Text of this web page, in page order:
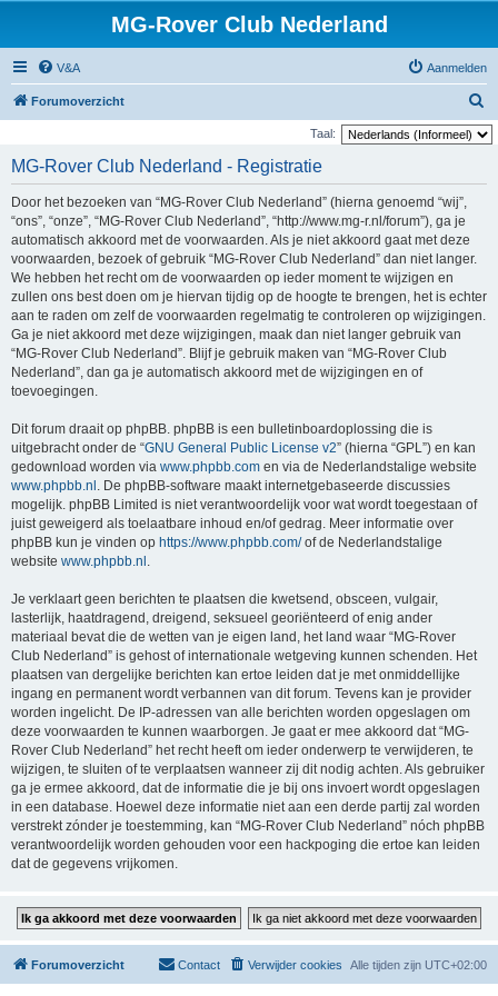
MG-Rover Club Nederland
V&A Aanmelden
Forumoverzicht
o
Taal:
MG-Rover Club Nederland - Registratie
Door het bezoeken van “MG-Rover Club Nederland” (hierna genoemd “wij”,
“ons”, “onze”, “MG-Rover Club Nederland”, “http://www.mg-r.nl/forum”), ga je
automatisch akkoord met de voorwaarden. Als je niet akkoord gaat met deze
voorwaarden, bezoek of gebruik “MG-Rover Club Nederland” dan niet langer.
We hebben het recht om de voorwaarden op ieder moment te wijzigen en
zullen ons best doen om je hiervan tijdig op de hoogte te brengen, het is echter
aan te raden om zelf de voorwaarden regelmatig te controleren op wijzigingen.
Ga je niet akkoord met deze wijzigingen, maak dan niet langer gebruik van
“MG-Rover Club Nederland”. Blijf je gebruik maken van “MG-Rover Club
Nederland”, dan ga je automatisch akkoord met de wijzigingen en of
toevoegingen.
Dit forum draait op phpBB. phpBB is een bulletinboardoplossing die is
uitgebracht onder de “GNU General Public License v2” (hierna “GPL”) en kan
gedownload worden via www.phpbb.com en via de Nederlandstalige website
www.phpbb.nl . De phpBB-software maakt internetgebaseerde discussies
mogelijk. phpBB Limited is niet verantwoordelijk voor wat wordt toegestaan of
juist geweigerd als toelaatbare inhoud en/of gedrag. Meer informatie over
phpBB kun je vinden op https://www.phpbb.com/of de Nederlandstalige
website www.phpbb.nl .
Je verklaart geen berichten te plaatsen die kwetsend, obsceen, vulgair,
lasterlijk, haatdragend, dreigend, seksueel georiënteerd of enig ander
materiaal bevat die de wetten van je eigen land, het land waar “MG-Rover
Club Nederland” is gehost of internationale wetgeving kunnen schenden. Het
plaatsen van dergelijke berichten kan ertoe leiden dat je met onmiddellijke
ingang en permanent wordt verbannen van dit forum. Tevens kan je provider
worden ingelicht. De IP-adressen van alle berichten worden opgeslagen om
deze voorwaarden te kunnen waarborgen. Je gaat er mee akkoord dat “MG-
Rover Club Nederland” het recht heeft om ieder onderwerp te verwijderen, te
wijzigen, te sluiten of te verplaatsen wanneer zij dit nodig achten. Als gebruiker
ga je ermee akkoord, dat de informatie die je bij ons invoert wordt opgeslagen
in een database. Hoewel deze informatie niet aan een derde partij zal worden
verstrekt zónder je toestemming, kan “MG-Rover Club Nederland” nóch phpBB
verantwoordelijk worden gehouden voor een hackpoging die ertoe kan leiden
dat de gegevens vrijkomen.
Forumoverzicht Alle tijden zijn UTC+02:00
Verwijder cookies
Contact